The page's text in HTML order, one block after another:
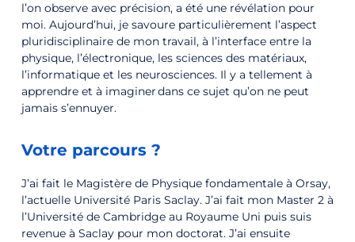
l’on observe avec précision, a été une révélation pour
moi. Aujourd’hui, je savoure particulièrement l’aspect
pluridisciplinaire de mon travail, à l’interface entre la
physique, l’électronique, les sciences des matériaux,
l’informatique et les neurosciences. Il y a tellement à
apprendre et à imaginer dans ce sujet qu’on ne peut
jamais s’ennuyer.
Votre parcours ?
J’ai fait le Magistère de Physique fondamentale à Orsay,
l’actuelle Université Paris Saclay. J’ai fait mon Master 2 à
l’Université de Cambridge au Royaume Uni puis suis
revenue à Saclay pour mon doctorat. J’ai ensuite